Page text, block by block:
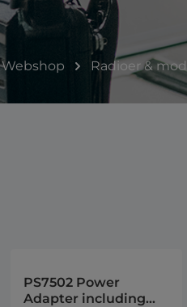
Webshop Radioer &
PS7502 Power
Adapter including